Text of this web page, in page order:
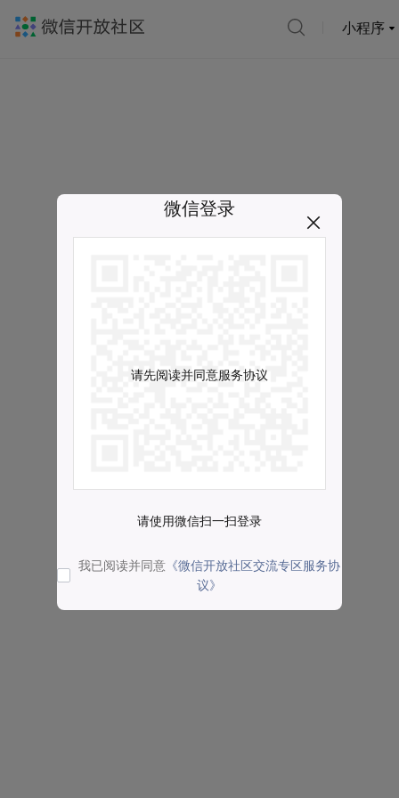
小程序
微信登录
请先阅读并同意服务协议
请使用微信扫一扫登录
我已阅读并同意 《微信开放社区交流专区服务协
议》